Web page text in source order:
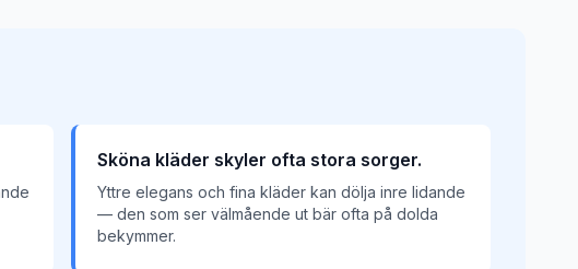
Sköna kläder skyler ofta stora sorger.
Yttre elegans och fina kläder kan dölja inre lidande
— den som ser välmående ut bär ofta på dolda
bekymmer.